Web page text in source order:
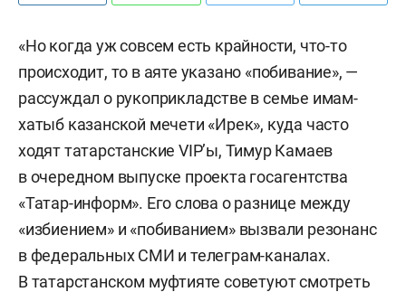
«Но когда уж совсем есть крайности, что-то
происходит, то в аяте указано «побивание», —
рассуждал о рукоприкладстве в семье имам-
хатыб казанской мечети «Ирек», куда часто
ходят татарстанские VIP’ы, Тимур Камаев
в очередном выпуске проекта госагентства
«Татар-информ». Его слова о разнице между
«избиением» и «побиванием» вызвали резонанс
в федеральных СМИ и телеграм-каналах.
В татарстанском муфтияте советуют смотреть